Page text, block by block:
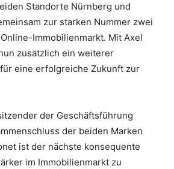
Standorte Nürnberg und
zur starken Nummer zwei
Immobilienmarkt. Mit Axel
zusätzlich ein weiterer
eine erfolgreiche Zukunft zur
der Geschäftsführung
der beiden Marken
ist der nächste konsequente
im Immobilienmarkt zu